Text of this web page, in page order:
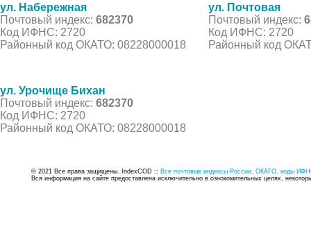
ул. Набережная
Почтовый индекс: 682370
Код ИФНС: 2720
Районный код ОКАТО: 08228000018
ул. Почтовая
Почтовый индекс:
Код ИФНС: 2720
Районный код
ул. Урочище Бихан
Почтовый индекс: 682370
Код ИФНС: 2720
Районный код ОКАТО: 08228000018
© 2021 Все права защищены. IndexCOD :: Все почтовые индексы России, ОКАТО, коды
Вся информация на сайте предоставлена исключительно в ознокомительных целях,